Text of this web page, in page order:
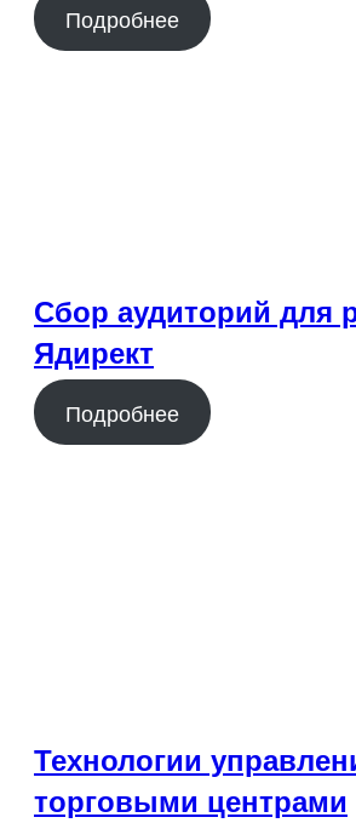
Подробнее
Сбор аудиторий для
Ядирект
Подробнее
Технологии
торговыми центрами